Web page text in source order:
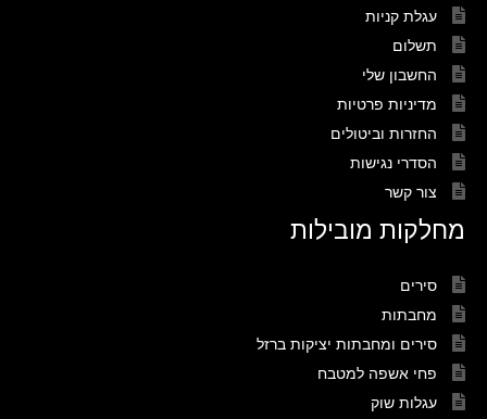
עגלת קניות
תשלום
החשבון שלי
מדיניות פרטיות
החזרות וביטולים
הסדרי נגישות
צור קשר
מחלקות מובילות
סירים
מחבתות
סירים ומחבתות יציקות ברזל
פחי אשפה למטבח
עגלות שוק